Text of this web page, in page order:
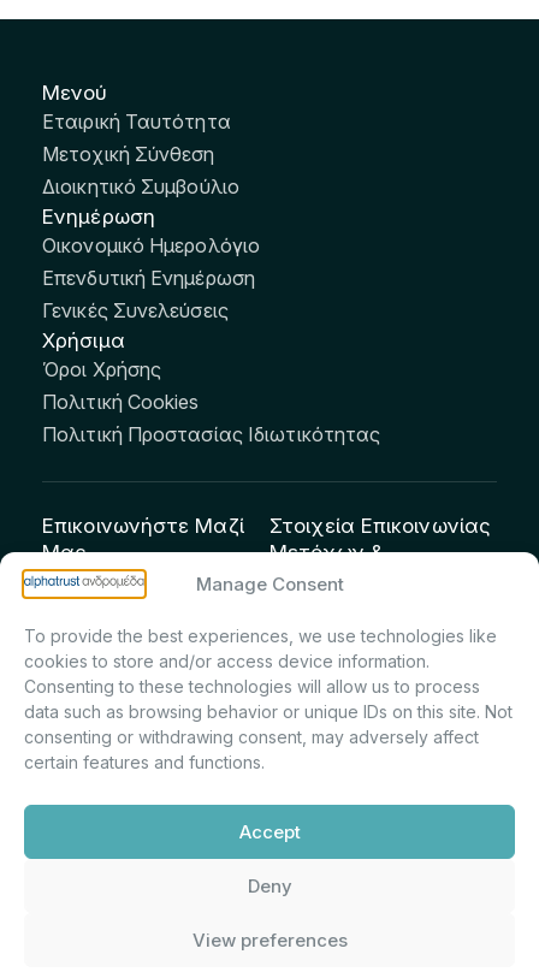
Manage Consent
To provide the best experiences, we use technologies like
cookies to store and/or access device information.
Consenting to these technologies will allow us to process
data such as browsing behavior or unique IDs on this site. Not
consenting or withdrawing consent, may adversely affect
certain features and functions.
Accept
Deny
View preferences
Μενού
Εταιρική Ταυτότητα
Μετοχική Σύνθεση
Διοικητικό Συμβούλιο
Ενημέρωση
Οικονομικό Ημερολόγιο
Επενδυτική Ενημέρωση
Γενικές Συνελεύσεις
Χρήσιμα
Όροι Χρήσης
Πολιτική Cookies
Πολιτική Προστασίας Ιδιωτικότητας
Επικοινωνήστε Μαζί
Μας
info@andromeda.eu
Οδός Αριστείδου 1,
Κηφισιά Τ.Κ. 14561
Στοιχεία Επικοινωνίας
Μετόχων &
Επενδυτών:
Πρίντσιου – Corporate
Secretary & Investor
Relations – Τμήμα
Μετοχολογίου –
Ανακοινώσεων
m.printsiou@andromeda.eu